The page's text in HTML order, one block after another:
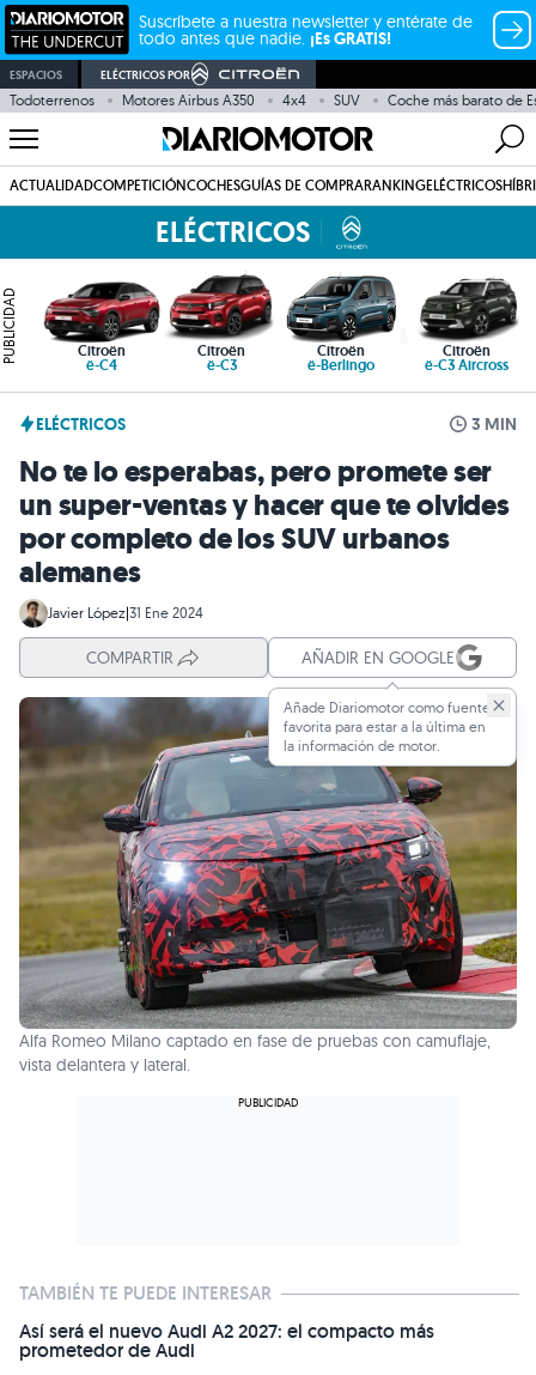
Suscríbete a nuestra newsletter y entérate de
todo antes que nadie. ¡Es GRATIS!
ESPACIOS ELÉCTRICOS POR
Todoterrenos Motores Airbus A350 4x4 SUV Coche más barato de
ACTUALIDADCOMPETICIÓNCOCHESGUÍAS DE COMPRARANKINGELÉCTRICOS
ELÉCTRICOS
PUBLICIDAD Citroën
ë-C4
Citroën
ë-C3
Citroën
ë-Berlingo
Citroën
ë-C3 Aircross
ELÉCTRICOS 3 MIN
No te lo esperabas, pero promete ser
un super-ventas y hacer que te olvides
por completo de los SUV urbanos
alemanes
Javier López|31 Ene 2024
COMPARTIR AÑADIR EN GOOGLE
Añade Diariomotor como fuente
favorita para estar a la última en
la información de motor.
Alfa Romeo Milano captado en fase de pruebas con camuflaje,
vista delantera y lateral.
TAMBIÉN TE PUEDE INTERESAR
Así será el nuevo Audi A2 2027: el compacto más
prometedor de Audi